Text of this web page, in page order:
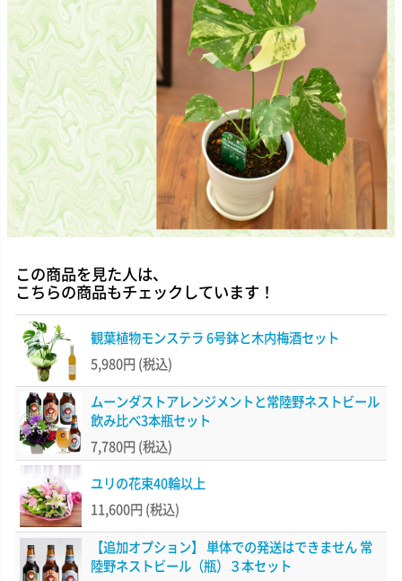
この商品を見た人は、
こちらの商品もチェックしています！
観葉植物モンステラ 6号鉢と木内梅酒セット
5,980円 (税込)
ムーンダストアレンジメントと常陸野ネストビール
飲み比べ3本瓶セット
7,780円 (税込)
ユリの花束40輪以上
11,600円 (税込)
【追加オプション】 単体での発送はできません 常
陸野ネストビール（瓶）３本セット